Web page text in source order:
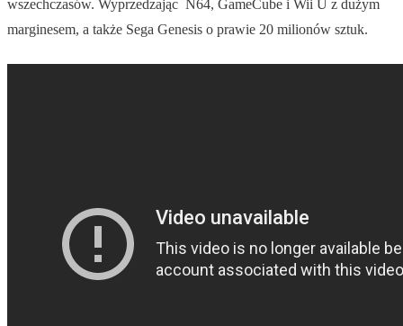
wszechczasów. Wyprzedzając N64, GameCube i Wii U z dużym
marginesem, a także Sega Genesis o prawie 20 milionów sztuk.